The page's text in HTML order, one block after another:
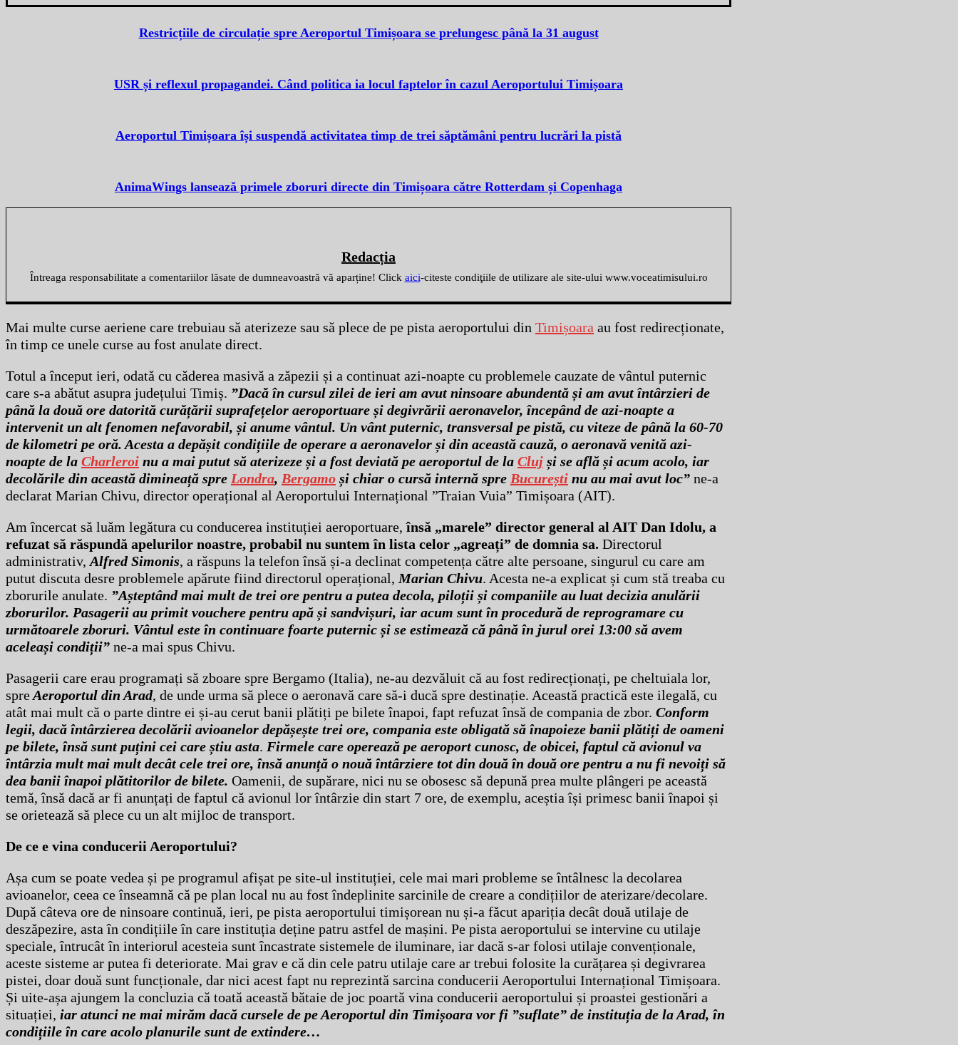
Restricțiile de circulație spre Aeroportul Timișoara se prelungesc până la 31 august
USR și reflexul propagandei. Când politica ia locul faptelor în cazul Aeroportului Timișoara
Aeroportul Timișoara își suspendă activitatea timp de trei săptămâni pentru lucrări la pistă
AnimaWings lansează primele zboruri directe din Timișoara către Rotterdam și Copenhaga
Redacția
Întreaga responsabilitate a comentariilor lăsate de dumneavoastră vă aparține! Click aici-citeste condiţiile de utilizare ale site-ului www.voceatimisului.ro
Mai multe curse aeriene care trebuiau să aterizeze sau să plece de pe pista aeroportului din Timișoara au fost redirecționate,
în timp ce unele curse au fost anulate direct.
Totul a început ieri, odată cu căderea masivă a zăpezii și a continuat azi-noapte cu problemele cauzate de vântul puternic
care s-a abătut asupra județului Timiș. ”Dacă în cursul zilei de ieri am avut ninsoare abundentă și am avut întârzieri de
până la două ore datorită curățării suprafețelor aeroportuare și degivrării aeronavelor, începând de azi-noapte a
intervenit un alt fenomen nefavorabil, și anume vântul. Un vânt puternic, transversal pe pistă, cu viteze de până la 60-70
de kilometri pe oră. Acesta a depășit condițiile de operare a aeronavelor și din această cauză, o aeronavă venită azi-
noapte de la Charleroi nu a mai putut să aterizeze și a fost deviată pe aeroportul de la Cluj și se află și acum acolo, iar
decolările din această dimineață spre Londra, Bergamo și chiar o cursă internă spre București nu au mai avut loc” ne-a
declarat Marian Chivu, director operațional al Aeroportului Internațional ”Traian Vuia” Timișoara (AIT).
Am încercat să luăm legătura cu conducerea instituției aeroportuare, însă „marele” director general al AIT Dan Idolu, a
refuzat să răspundă apelurilor noastre, probabil nu suntem în lista celor „agreați” de domnia sa. Directorul
administrativ, Alfred Simonis, a răspuns la telefon însă și-a declinat competența către alte persoane, singurul cu care am
putut discuta desre problemele apărute fiind directorul operațional, Marian Chivu. Acesta ne-a explicat și cum stă treaba cu
zborurile anulate. ”Așteptând mai mult de trei ore pentru a putea decola, piloții și companiile au luat decizia anulării
zborurilor. Pasagerii au primit vouchere pentru apă și sandvișuri, iar acum sunt în procedură de reprogramare cu
următoarele zboruri. Vântul este în continuare foarte puternic și se estimează că până în jurul orei 13:00 să avem
aceleași condiții” ne-a mai spus Chivu.
Pasagerii care erau programați să zboare spre Bergamo (Italia), ne-au dezvăluit că au fost redirecționați, pe cheltuiala lor,
spreAeroportul din Arad, de unde urma să plece o aeronavă care să-i ducă spre destinație. Această practică este ilegală, cu
atât mai mult că o parte dintre ei și-au cerut banii plătiți pe bilete înapoi, fapt refuzat însă de compania de zbor. Conform
legii, dacă întârzierea decolării avioanelor depășește trei ore, compania este obligată să înapoieze banii plătiți de oameni
pe bilete, însă sunt puțini cei care știu asta. Firmele care operează pe aeroport cunosc, de obicei, faptul că avionul va
întârzia mult mai mult decât cele trei ore, însă anunță o nouă întârziere tot din două în două ore pentru a nu fi nevoiți să
dea banii înapoi plătitorilor de bilete. Oamenii, de supărare, nici nu se obosesc să depună prea multe plângeri pe această
temă, însă dacă ar fi anunțați de faptul că avionul lor întârzie din start 7 ore, de exemplu, aceștia își primesc banii înapoi și
se orietează să plece cu un alt mijloc de transport.
De ce e vina conducerii Aeroportului?
Așa cum se poate vedea și pe programul afișat pe site-ul instituției, cele mai mari probleme se întâlnesc la decolarea
avioanelor, ceea ce înseamnă că pe plan local nu au fost îndeplinite sarcinile de creare a condițiilor de aterizare/decolare.
După câteva ore de ninsoare continuă, ieri, pe pista aeroportului timișorean nu și-a făcut apariția decât două utilaje de
deszăpezire, asta în condițiile în care instituția deține patru astfel de mașini. Pe pista aeroportului se intervine cu utilaje
speciale, întrucât în interiorul acesteia sunt încastrate sistemele de iluminare, iar dacă s-ar folosi utilaje convenționale,
aceste sisteme ar putea fi deteriorate. Mai grav e că din cele patru utilaje care ar trebui folosite la curățarea și degivrarea
pistei, doar două sunt funcționale, dar nici acest fapt nu reprezintă sarcina conducerii Aeroportului Internațional Timișoara.
Și uite-așa ajungem la concluzia că toată această bătaie de joc poartă vina conducerii aeroportului și proastei gestionări a
situației, iar atunci ne mai mirăm dacă cursele de pe Aeroportul din Timișoara vor fi ”suflate” de instituția de la Arad, în
condițiile în care acolo planurile sunt de extindere…